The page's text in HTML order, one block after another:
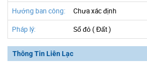
Hướng ban công: Chưa xác định
Pháp lý: Sổ đỏ ( Đất )
Thông Tin Liên Lạc